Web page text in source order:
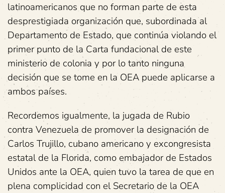
latinoamericanos que no forman parte de esta
desprestigiada organización que, subordinada al
Departamento de Estado, que continúa violando el
primer punto de la Carta fundacional de este
ministerio de colonia y por lo tanto ninguna
decisión que se tome en la OEA puede aplicarse a
ambos países.
Recordemos igualmente, la jugada de Rubio
contra Venezuela de promover la designación de
Carlos Trujillo, cubano americano y excongresista
estatal de la Florida, como embajador de Estados
Unidos ante la OEA, quien tuvo la tarea de que en
plena complicidad con el Secretario de la OEA